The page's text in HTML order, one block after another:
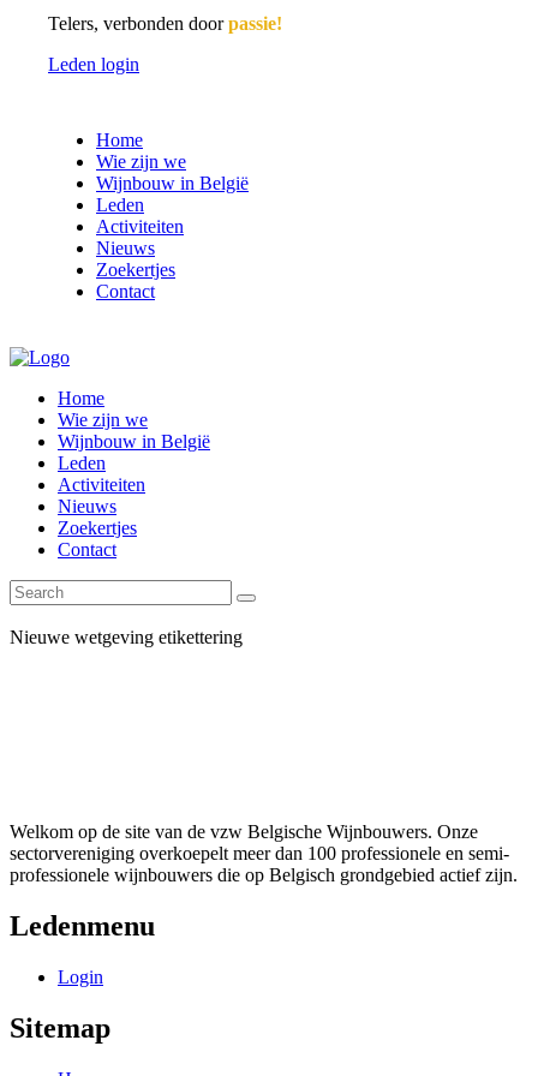
Telers, verbonden doorpassie!
Leden login
Home
Wie zijn we
Wijnbouw in België
Leden
Activiteiten
Nieuws
Zoekertjes
Contact
Home
Wie zijn we
Wijnbouw in België
Leden
Activiteiten
Nieuws
Zoekertjes
Contact
Nieuwe wetgeving etikettering
Welkom op de site van de vzw Belgische Wijnbouwers. Onze
sectorvereniging overkoepelt meer dan 100 professionele en semi-
professionele wijnbouwers die op Belgisch grondgebied actief zijn.
Ledenmenu
Login
Sitemap